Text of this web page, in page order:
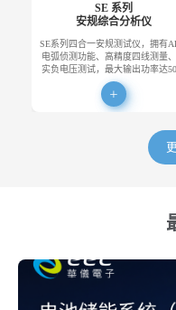
SE 系列
安规综合分析仪
SE系列四合一安规测试仪，拥有
电弧侦测功能、高精度四线测量
实负电压测试，最大输出功率达